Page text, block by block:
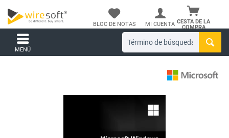
CESTA DE LA
COMPRA
BLOC DE NOTAS MI CUENTA
MENÚ